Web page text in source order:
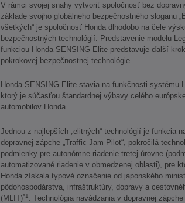
V rámci svojej snahy vytvoriť spoločnosť bez
základe svojho globálneho bezpečnostného sloganu
všetkých“ je spoločnosť Honda dlhodobo na čele
bezpečnostných technológií. Predstavenie modelu
funkciou Honda SENSING Elite predstavuje ďalší
pokrokovej bezpečnostnej technológie.
Honda SENSING Elite stavia na funkčnosti systému
ktorý je súčasťou štandardnej výbavy celého
automobilov Honda.
Jednou z najlepších „elitných“ technológií je funkcia
dopravnej zápche „Traffic Jam Pilot“, pokročilá
podmienky pre autonómne riadenie tretej úrovne
automatizované riadenie v obmedzenej oblasti), pre
Honda získala typové označenie od japonského
pôdohospodárstva, infraštruktúry, dopravy a
(MLIT)*1
. Technológia navádzania v dopravnej